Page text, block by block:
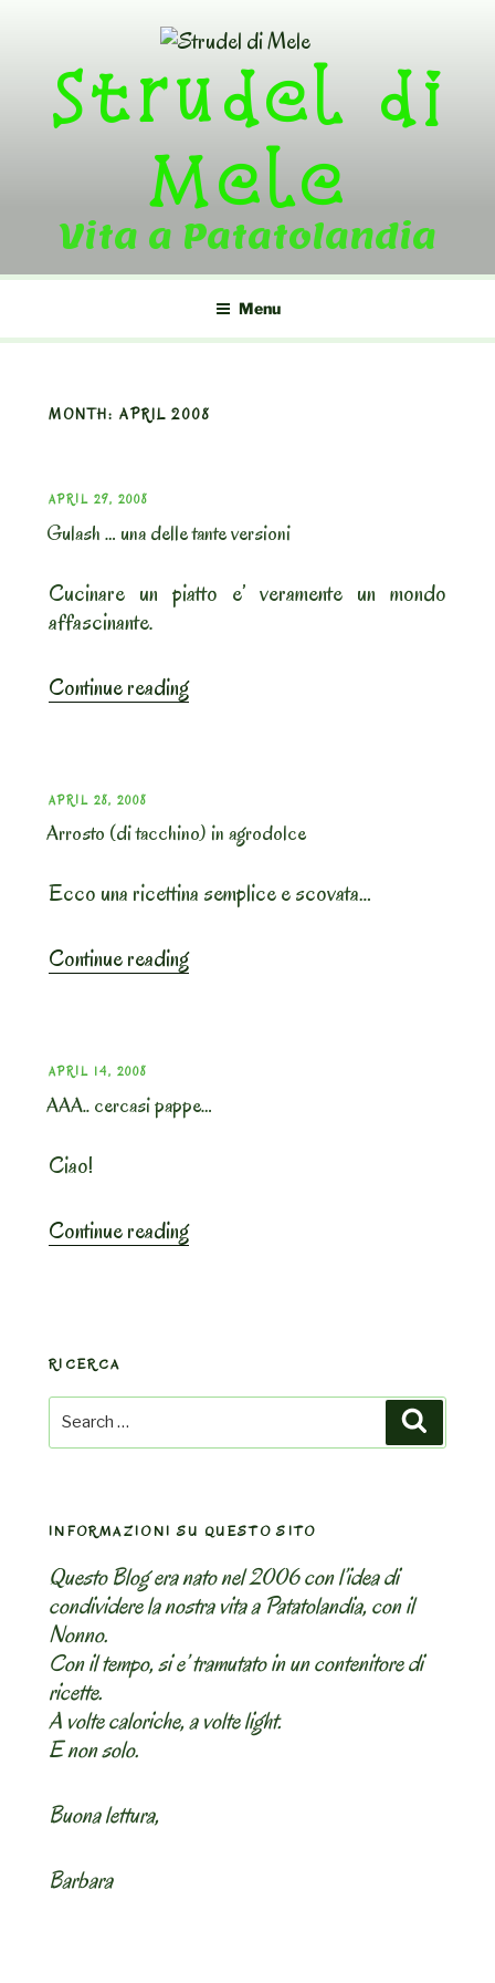
contentStrudel di
Mele
Vita a Patatolandia
Menu
MONTH: APRIL 2008
POSTED
ON
APRIL 29, 2008
Gulash … una delle tante versioni
Cucinare un piatto e’ veramente un mondo
affascinante.
Continue reading“Gulash
versioni”
POSTED
ON
APRIL 28, 2008
Arrosto (di tacchino) in agrodolce
Ecco una ricettina semplice e scovata…
Continue reading“Arrosto
POSTED
ON
APRIL 14, 2008
AAA.. cercasi pappe…
Ciao!
Continue reading“AAA..
RICERCA
Search
for:
INFORMAZIONI SU QUESTO SITO
Questo Blog era nato nel 2006 con l’idea di
condividere la nostra vita a Patatolandia, con il
Nonno.
Con il tempo, si e’ tramutato in un contenitore di
ricette.
A volte caloriche, a volte light.
E non solo.
Buona lettura,
Barbara